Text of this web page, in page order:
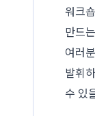
워크
만드
여러
발휘
수 있